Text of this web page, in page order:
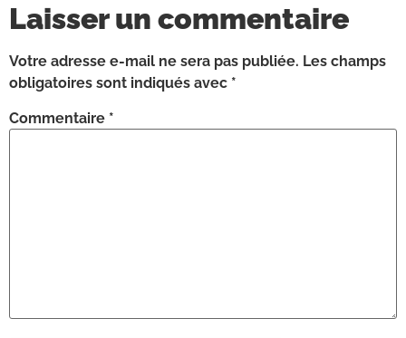
Laisser un commentaire
Votre adresse e-mail ne sera pas publiée. Les champs
obligatoires sont indiqués avec *
Commentaire *